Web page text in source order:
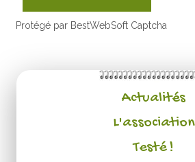
Protégé par BestWebSoft Captcha
Actualités
L'association
Testé !